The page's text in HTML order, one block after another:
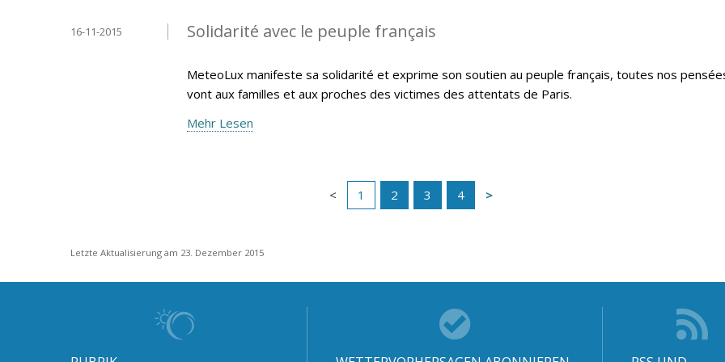
Solidarité avec le peuple français
16-11-2015
MeteoLux manifeste sa solidarité et exprime son soutien au peuple français, toutes nos
vont aux familles et aux proches des victimes des attentats de Paris.
Mehr Lesen
1 2 3 4
Letzte Aktualisierung am 23. Dezember 2015